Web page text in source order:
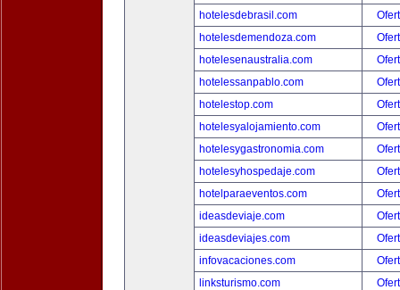
hotelesdebrasil.com
hotelesdemendoza.com
hotelesenaustralia.com
hotelessanpablo.com
hotelestop.com
hotelesyalojamiento.com
hotelesygastronomia.com
hotelesyhospedaje.com
hotelparaeventos.com
ideasdeviaje.com
ideasdeviajes.com
infovacaciones.com
linksturismo.com